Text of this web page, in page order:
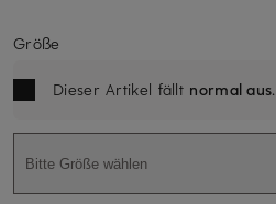
Größe
Dieser Artikel fällt normal aus.
Bitte Größe wählen